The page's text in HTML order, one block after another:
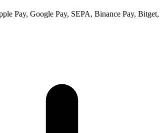
Pay, Google Pay, SEPA, Binance Pay,